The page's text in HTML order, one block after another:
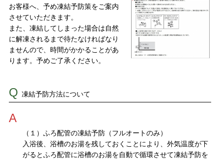
お客様へ、予め凍結予防策をご案内
させていただきます。
また、凍結してしまった場合は自然
に解凍されるまで待たなければなり
ませんので、時間がかかることがあ
ります。予めご了承ください。
Q 凍結予防方法について
A
（１）ふろ配管の凍結予防（フルオートのみ）
入浴後、浴槽のお湯を残しておくことにより、外気温度が下
がるとふろ配管に浴槽のお湯を自動で循環させて凍結予防を